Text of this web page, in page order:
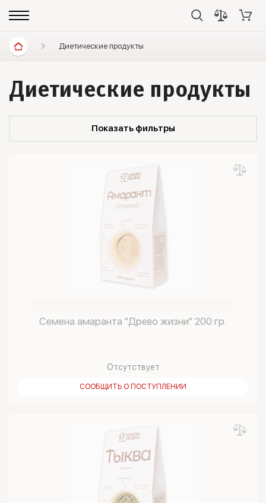
Диетические продукты
Диетические продукты
Показать фильтры
Семена амаранта "Древо жизни" 200 гр.
Отсутствует
СООБЩИТЬ О ПОСТУПЛЕНИИ